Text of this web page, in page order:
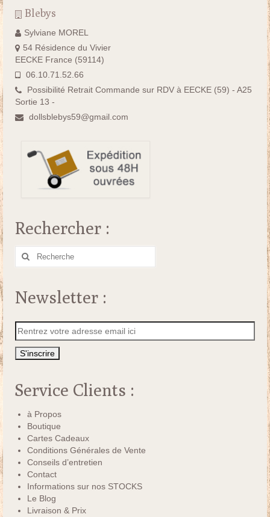
Blebys
Sylviane MOREL
54 Résidence du Vivier
EECKE France (59114)
06.10.71.52.66
Possibilité Retrait Commande sur RDV à EECKE (59) - A25
Sortie 13 -
dollsblebys59@gmail.com
Rechercher :
Rechercher
Newsletter :
Service Clients :
à Propos
Boutique
Cartes Cadeaux
Conditions Générales de Vente
Conseils d’entretien
Contact
Informations sur nos STOCKS
Le Blog
Livraison & Prix